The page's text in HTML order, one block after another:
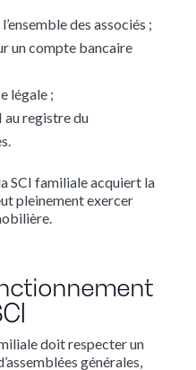
des associés ;
un compte bancaire
légale ;
au registre du
SCI familiale acquiert la
pleinement exercer
doit respecter un
générales,